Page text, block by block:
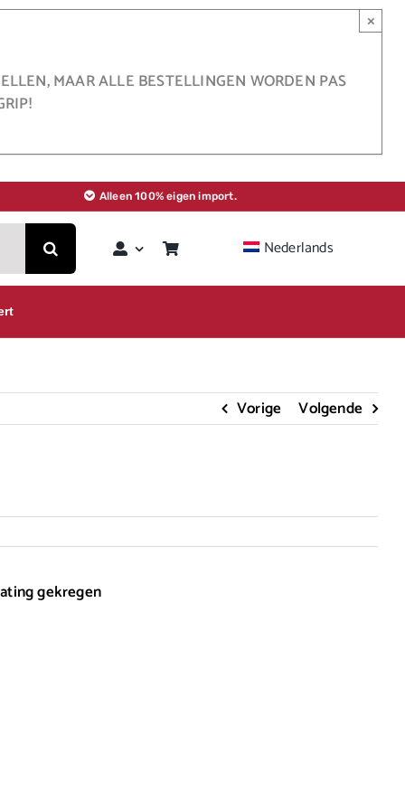
MAAR ALLE BESTELLINGEN WORDEN PAS
×
Alleen 100% eigen import.
Nederlands
Vorige Volgende
gekregen